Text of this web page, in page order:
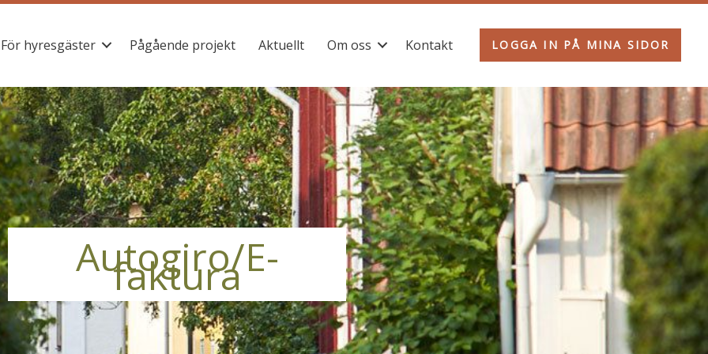
För hyresgäster Pågående projekt Aktuellt Om oss Kontakt LOGGA IN PÅ MINA SIDOR
Autogiro/E-
faktura